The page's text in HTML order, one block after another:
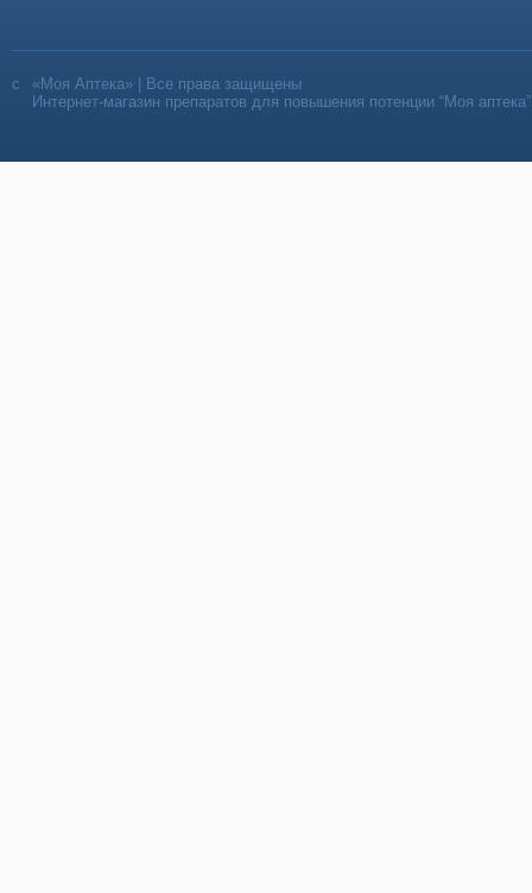
«Моя Аптека» | Все права защищены
Интернет-магазин препаратов для повышения потенции “Моя